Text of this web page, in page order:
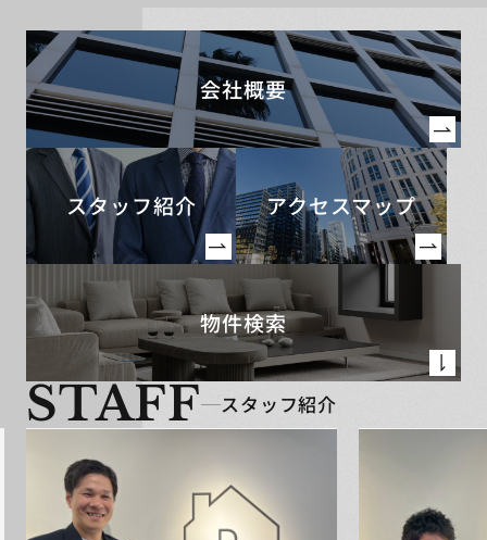
会社概要
スタッフ紹介 アクセスマップ
物件検索
STAFF スタッフ紹介